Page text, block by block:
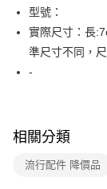
３．安心：先確認商
【「AFTEE先享後
１．於結帳方式選
結帳頁面，進行簡訊
※ 請注意：結帳手續
購買商品的店家。
後付繳納相關費用。
免運費
付款後7-11取貨
免運費
型號：
實際尺寸：長
準尺寸不同，
-
相關分類
流行配件 降價品